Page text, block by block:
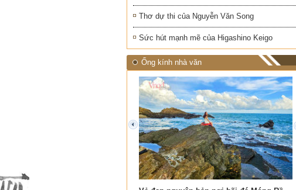
Thơ dự thi của Nguyễn Văn Song
Sức hút mạnh mẽ của Higashino Keigo
Ống kính nhà văn
prev